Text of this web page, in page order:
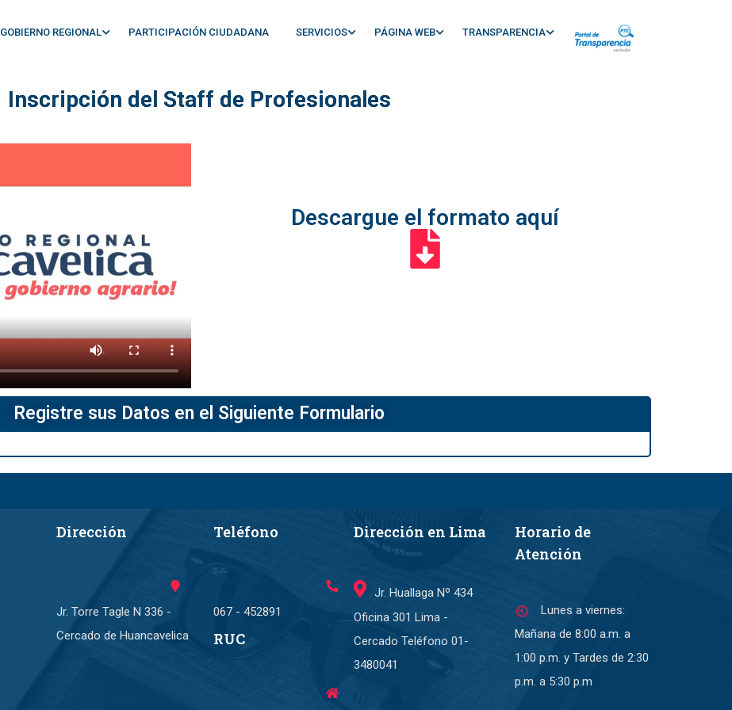
GOBIERNO REGIONAL PARTICIPACIÓN CIUDADANA SERVICIOS PÁGINA WEB TRANSPARENCIA
Inscripción del Staff de Profesionales
Descargue el formato aquí
Registre sus Datos en el Siguiente Formulario
Dirección
Jr. Torre Tagle N 336 -
Cercado de Huancavelica
Teléfono
067 - 452891
RUC
Dirección en Lima
Jr. Huallaga Nº 434
Oficina 301 Lima -
Cercado Teléfono 01-
3480041
Horario de
Atención
Lunes a viernes:
Mañana de 8:00 a.m. a
1:00 p.m. y Tardes de 2:30
p.m. a 5:30 p.m